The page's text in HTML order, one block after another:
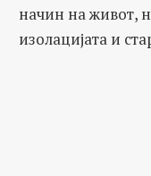
начин на живот,
изолацијата и